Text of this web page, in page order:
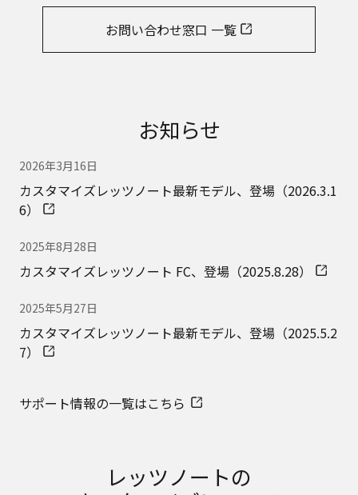
お問い合わせ窓口 一覧
お知らせ
2026年3月16日
カスタマイズレッツノート最新モデル、登場（2026.3.1
6）
2025年8月28日
カスタマイズレッツノート FC、登場（2025.8.28）
2025年5月27日
カスタマイズレッツノート最新モデル、登場（2025.5.2
7）
サポート情報の一覧はこちら
レッツノートの